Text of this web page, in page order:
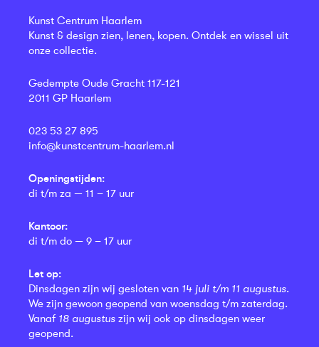
Kunst Centrum Haarlem
Kunst & design zien, lenen, kopen. Ontdek en wissel uit
onze collectie.
Gedempte Oude Gracht 117-121
2011 GP Haarlem
023 53 27 895
info@kunstcentrum-haarlem.nl
Openingstijden:
di t/m za — 11 – 17 uur
Kantoor:
di t/m do — 9 – 17 uur
Let op:
Dinsdagen zijn wij gesloten van 14 juli t/m 11 augustus.
We zijn gewoon geopend van woensdag t/m zaterdag.
Vanaf 18 augustus zijn wij ook op dinsdagen weer
geopend.